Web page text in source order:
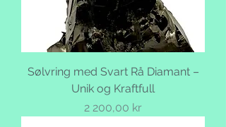
Sølvring med Svart Rå Diamant –
Unik og Kraftfull
Pris
2 200,00 kr